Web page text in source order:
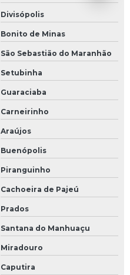
Divisópolis
Bonito de Minas
São Sebastião do Maranhão
Setubinha
Guaraciaba
Carneirinho
Araújos
Buenópolis
Piranguinho
Cachoeira de Pajeú
Prados
Santana do Manhuaçu
Miradouro
Caputira